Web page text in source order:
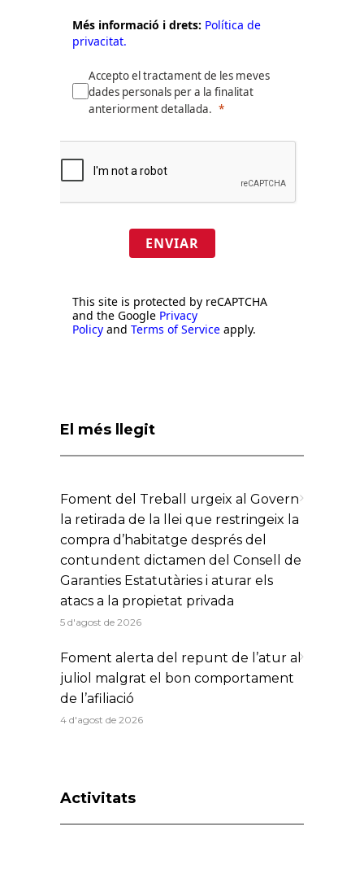
Més informació i drets: Política de
privacitat.
Accepto el tractament de les meves
dades personals per a la finalitat
anteriorment detallada.
ENVIAR
This site is protected by reCAPTCHA
and the Google Privacy
Policy and Terms of Service apply.
El més llegit
Foment del Treball urgeix al Govern
la retirada de la llei que restringeix la
compra d’habitatge després del
contundent dictamen del Consell de
Garanties Estatutàries i aturar els
atacs a la propietat privada
5 d'agost de 2026
Foment alerta del repunt de l’atur al
juliol malgrat el bon comportament
de l’afiliació
4 d'agost de 2026
Activitats